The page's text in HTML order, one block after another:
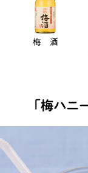
梅 酒
「梅ハニ